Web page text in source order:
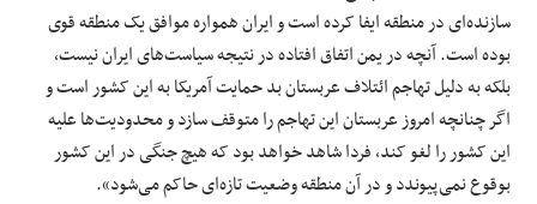
سازنده‌ای در منطقه ایفا کرده است و ایران همواره موافق یک منطقه قوی
بوده است. آنچه در یمن اتفاق افتاده در نتیجه سیاست‌های ایران نیست،
بلکه به دلیل تهاجم ائتلاف عربستان بد حمایت آمریکا به این کشور است و
اگر چنانچه امروز عربستان این تهاجم را متوقف سازد و محدودیت‌ها علیه
این کشور را لغو کند، فردا شاهد خواهد بود که هیچ جنگی در این کشور
بوقوع نمی‌پیوندد و در آن منطقه وضعیت تازه‌ای حاکم می‌شود».